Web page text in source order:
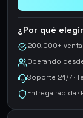
¿Por qué
200,000+
Operando
Soporte 24/7 ·
Entrega rápida